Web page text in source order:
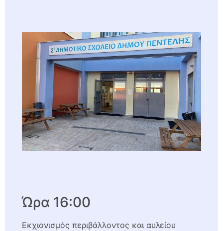
Ώρα 16:00
Εκχιονισμός περιβάλλοντος και αυλείου